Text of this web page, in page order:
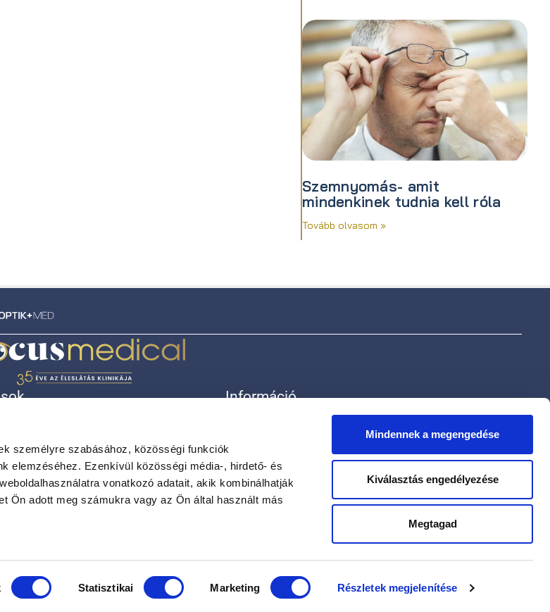
személyre szabásához, közösségi funkciók
elemzéséhez. Ezenkívül közösségi média-, hirdető- és
vonatkozó adatait, akik kombinálhatják
Ön adott meg számukra vagy az Ön által használt más
Statisztikai Marketing Részletek megjelenítése
Mindennek a megengedése
Kiválasztás engedélyezése
Megtagad
Szemnyomás- amit
mindenkinek tudnia kell róla
Tovább olvasom »
(40-65 év)
Információ
Kapcsolat
Adatvédelmi szabályzat
Adatkezelési tájékoztató